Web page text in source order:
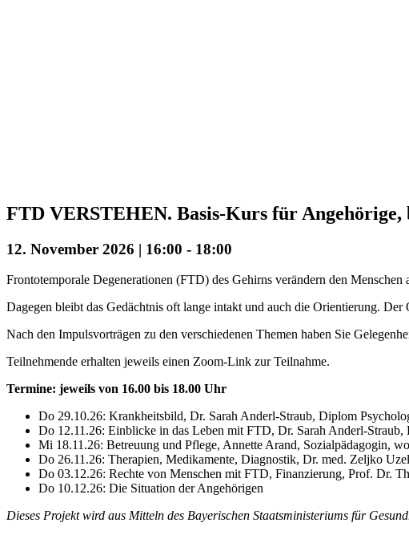
FTD VERSTEHEN. Basis-Kurs für
12. November 2026 | 16:00 - 18:00
Frontotemporale Degenerationen (FTD) des Gehirns verändern den
Dagegen bleibt das Gedächtnis oft lange intakt und auch die Orientierung.
Nach den Impulsvorträgen zu den verschiedenen Themen haben Sie
Teilnehmende erhalten jeweils einen Zoom-Link zur Teilnahme.
Termine: jeweils von 16.00 bis 18.00 Uhr
Do 29.10.26: Krankheitsbild, Dr. Sarah Anderl-Straub, Diplom
Do 12.11.26: Einblicke in das Leben mit FTD, Dr. Sarah Anderl-Straub,
Mi 18.11.26: Betreuung und Pflege, Annette Arand, Sozialpädagogin,
Do 26.11.26: Therapien, Medikamente, Diagnostik, Dr. med. Zeljko
Do 03.12.26: Rechte von Menschen mit FTD, Finanzierung, Prof. Dr.
Do 10.12.26: Die Situation der Angehörigen
Dieses Projekt wird aus Mitteln des Bayerischen Staatsministeriums für